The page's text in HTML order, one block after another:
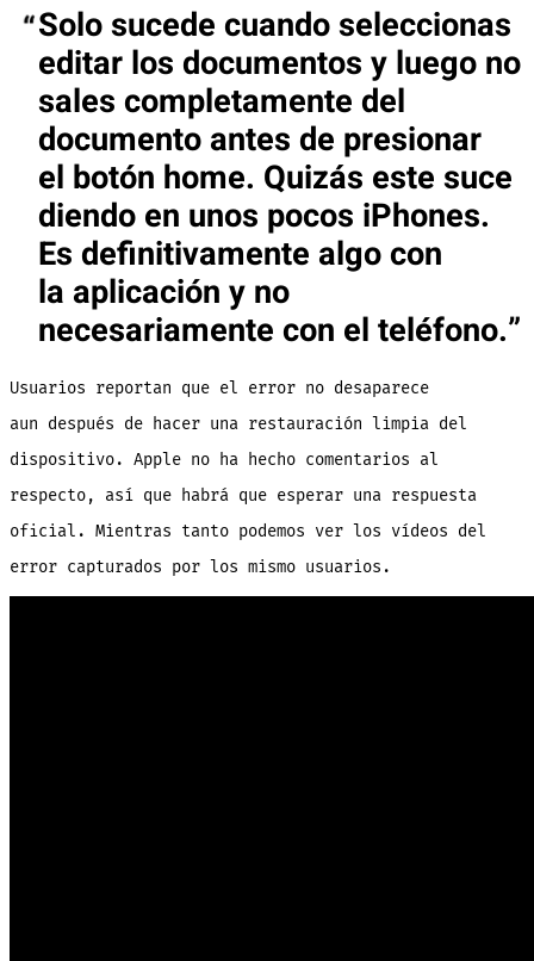
Solo sucede cuando seleccionas
editar los documentos y luego no
sales completamente del
documento antes de presionar
el botón home. Quizás este suce
diendo en unos pocos iPhones.
Es definitivamente algo con
la aplicación y no
necesariamente con el teléfono.
Usuarios reportan que el error no desaparece
aun después de hacer una restauración limpia del
dispositivo. Apple no ha hecho comentarios al
respecto, así que habrá que esperar una respuesta
oficial. Mientras tanto podemos ver los vídeos del
error capturados por los mismo usuarios.